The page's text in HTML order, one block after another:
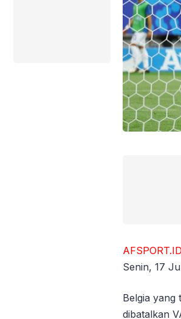
AFSPORT.ID
Senin, 17
Belgia yang
dibatalkan